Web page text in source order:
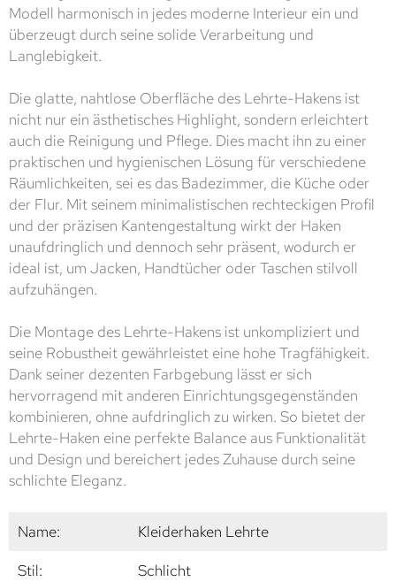
Modell harmonisch in jedes moderne Interieur ein und
überzeugt durch seine solide Verarbeitung und
Langlebigkeit.
Die glatte, nahtlose Oberfläche des Lehrte-Hakens ist
nicht nur ein ästhetisches Highlight, sondern erleichtert
auch die Reinigung und Pflege. Dies macht ihn zu einer
praktischen und hygienischen Lösung für verschiedene
Räumlichkeiten, sei es das Badezimmer, die Küche oder
der Flur. Mit seinem minimalistischen rechteckigen Profil
und der präzisen Kantengestaltung wirkt der Haken
unaufdringlich und dennoch sehr präsent, wodurch er
ideal ist, um Jacken, Handtücher oder Taschen stilvoll
aufzuhängen.
Die Montage des Lehrte-Hakens ist unkompliziert und
seine Robustheit gewährleistet eine hohe Tragfähigkeit.
Dank seiner dezenten Farbgebung lässt er sich
hervorragend mit anderen Einrichtungsgegenständen
kombinieren, ohne aufdringlich zu wirken. So bietet der
Lehrte-Haken eine perfekte Balance aus Funktionalität
und Design und bereichert jedes Zuhause durch seine
schlichte Eleganz.
Name:
Kleiderhaken Lehrte
Stil:
Schlicht